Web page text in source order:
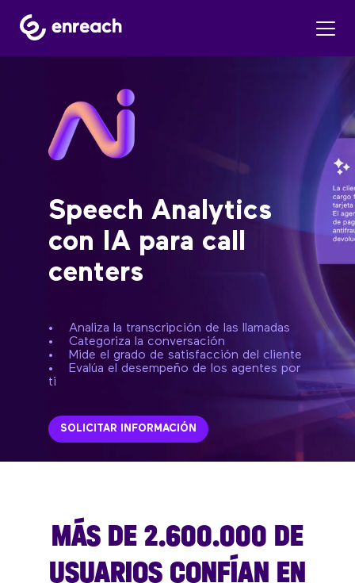
Speech Analytics
con IA para call
centers
• Analiza la transcripción de las llamadas
• Categoriza la conversación
• Mide el grado de satisfacción del cliente
•
Evalúa el desempeño de los agentes por
ti
SOLICITAR INFORMACIÓN
MÁS DE 2.600.000 DE
USUARIOS CONFÍAN EN